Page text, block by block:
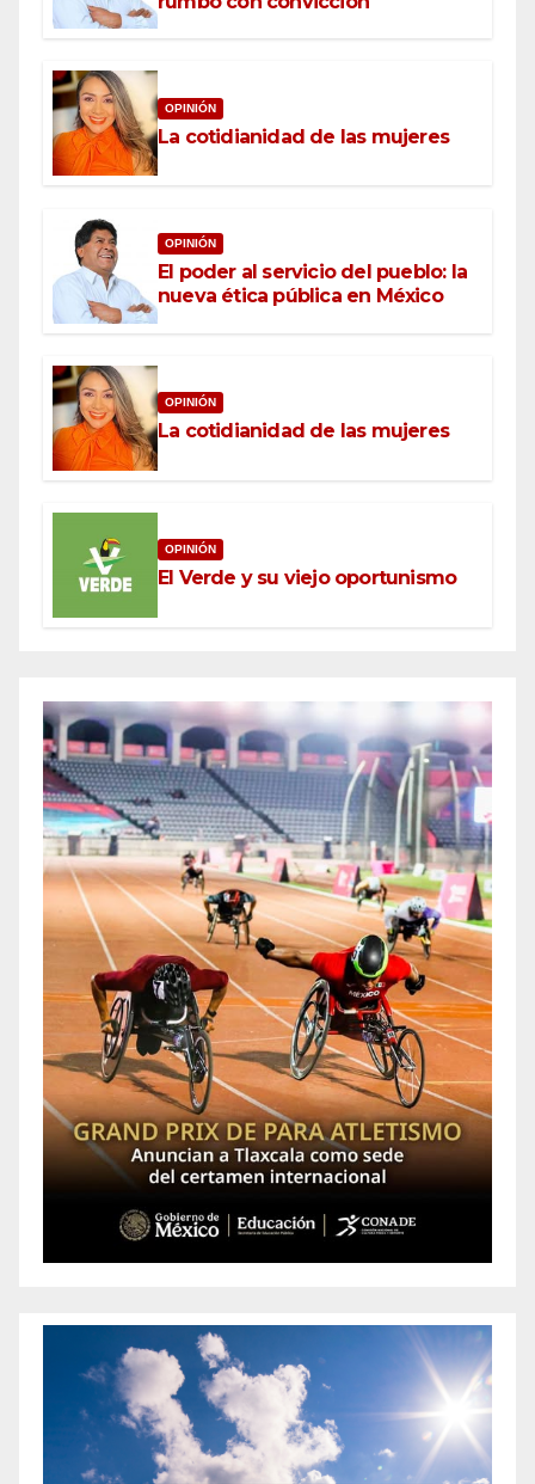
OPINIÓN
La cotidianidad de las mujeres
OPINIÓN
El poder al servicio del pueblo: la
nueva ética pública en México
OPINIÓN
La cotidianidad de las mujeres
OPINIÓN
El Verde y su viejo oportunismo